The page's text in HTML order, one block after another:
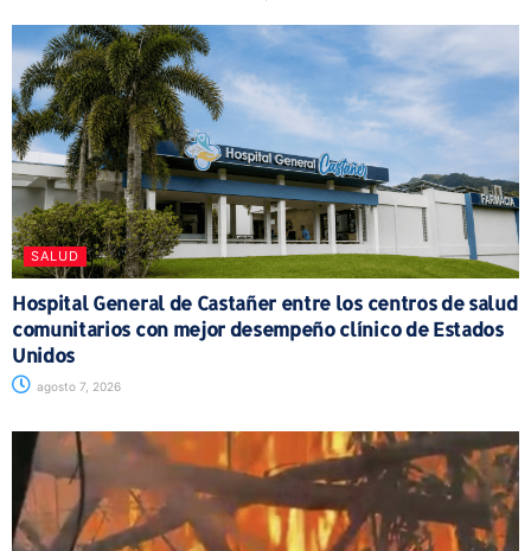
SALUD
Hospital General de Castañer entre los centros de salud
comunitarios con mejor desempeño clínico de Estados
Unidos
agosto 7, 2026